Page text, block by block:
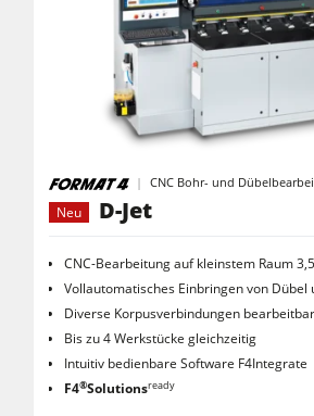
Kreissäge-Fräsmaschinen
Kombimaschinen
CNC-Bearbeitungszentren
Kantenanleimmaschinen
CNC Fenster- und Türenbearbeitung
Breitbandschleifmaschinen
Langband- & Kantenschleifmaschinen
Bürst- und Bürstschleifmaschinen
Bandsägen
Bohrmaschinen
CNC Bohr- und
Neu
D-Jet
CNC-Bearbeitung auf kleinstem Raum
Vollautomatisches Einbringen von Dübel
Diverse Korpusverbindungen bearbeitbar
Bis zu 4 Werkstücke gleichzeitig
Intuitiv bedienbare Software F4Integrate
F4®Solutionsready